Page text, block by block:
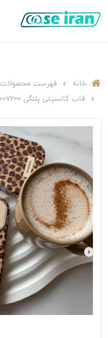
خانه
فهرست محصولات
قاب کانسپتی پلنگی C007200